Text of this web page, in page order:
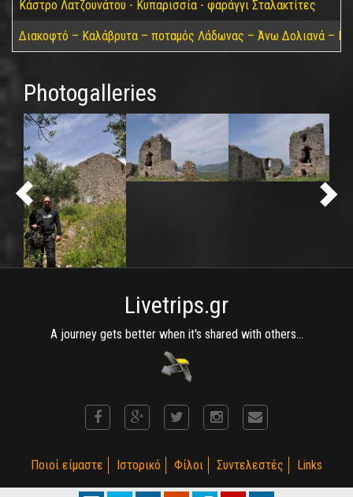
Κάστρο Λατζουνάτου - Κυπαρισσία - φαράγγι Σταλακτίτες
Διακοφτό – Καλάβρυτα – ποταμός Λάδωνας – Άνω Δολιανά –
Photogalleries
Livetrips.gr
A journey gets better when it's shared with others...
Ποιοί είμαστε Ιστορικό Φίλοι Συντελεστές Links